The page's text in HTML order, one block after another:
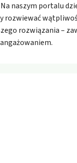
naszym portalu
rozwiewać
rozwiązania –